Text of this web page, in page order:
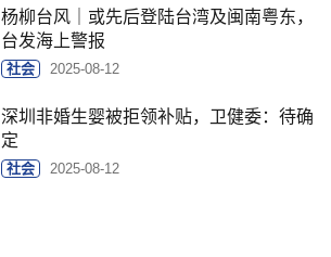
杨柳台风｜或先后登陆台湾及闽南粤东，
台发海上警报
社会 2025-08-12
深圳非婚生婴被拒领补贴，卫健委：待确
定
社会 2025-08-12